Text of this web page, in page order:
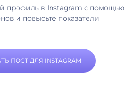
профиль в Instagram с помощью
и повысьте показатели
ПОСТ ДЛЯ INSTAGRAM